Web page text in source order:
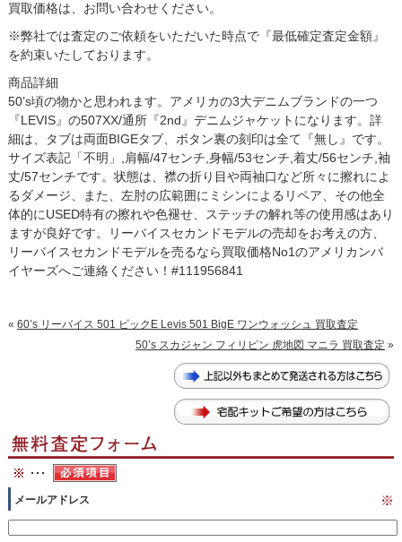
買取価格は、お問い合わせください。
※弊社では査定のご依頼をいただいた時点で『最低確定査定金額』
を約束いたしております。
商品詳細
50’s頃の物かと思われます。アメリカの3大デニムブランドの一つ
『LEVIS』の507XX/通所『2nd』デニムジャケットになります。詳
細は、タブは両面BIGEタブ、ボタン裏の刻印は全て『無し』です。
サイズ表記「不明」,肩幅/47センチ,身幅/53センチ,着丈/56センチ,袖
丈/57センチです。状態は、襟の折り目や両袖口など所々に擦れによ
るダメージ、また、左肘の広範囲にミシンによるリペア、その他全
体的にUSED特有の擦れや色褪せ、ステッチの解れ等の使用感はあり
ますが良好です。リーバイスセカンドモデルの売却をお考えの方、
リーバイスセカンドモデルを売るなら買取価格No1のアメリカンバ
イヤーズへご連絡ください！#111956841
« 60’s リーバイス 501 ビックE Levis 501 BigE ワンウォッシュ 買取査定
50’s スカジャン フィリピン 虎地図 マニラ 買取査定 »
メールアドレス ※